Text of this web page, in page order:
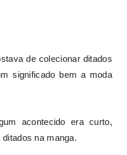
de colecionar ditados
significado bem a moda
acontecido era curto,
na manga.